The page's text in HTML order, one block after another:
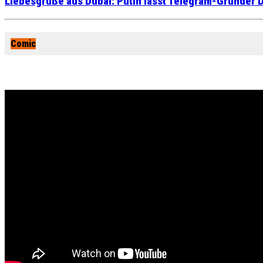
Comic